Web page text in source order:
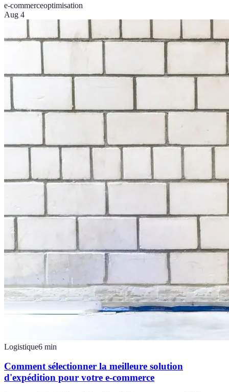
e-commerceoptimisation
Aug 4
Logistique6 min
Comment sélectionner la meilleure solution
d'expédition pour votre e-commerce